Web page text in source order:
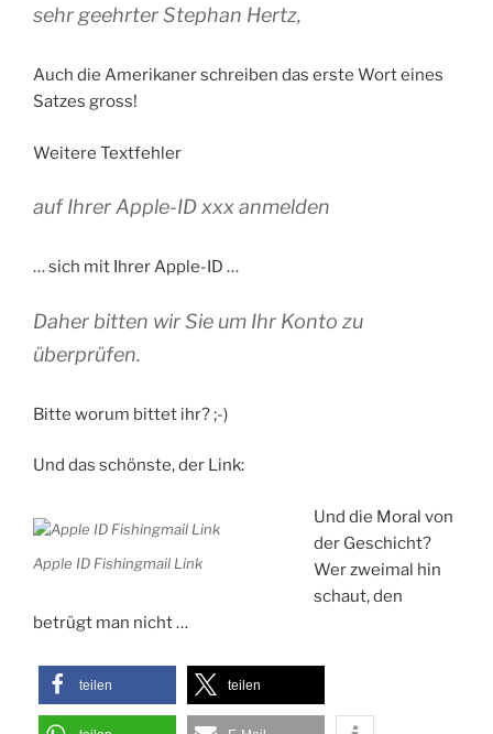
sehr geehrter Stephan Hertz,
Auch die Amerikaner schreiben das erste Wort eines
Satzes gross!
Weitere Textfehler
auf Ihrer Apple-ID xxx anmelden
… sich mit Ihrer Apple-ID …
Daher bitten wir Sie um Ihr Konto zu
überprüfen.
Bitte worum bittet ihr? ;-)
Und das schönste, der Link:
Apple ID Fishingmail Link
Und die Moral von
der Geschicht?
Wer zweimal hin
schaut, den
betrügt man nicht …
teilen teilen